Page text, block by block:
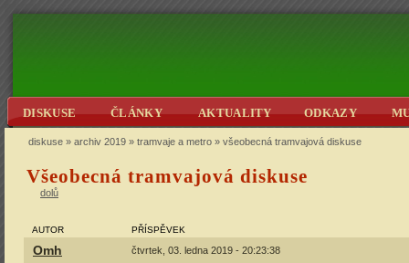
DISKUSE ČLÁNKY AKTUALITY ODKAZY
diskuse » archiv 2019 » tramvaje a metro » všeobecná tramvajová diskuse
Všeobecná tramvajová diskuse
dolů
AUTOR PŘÍSPĚVEK
Omh čtvrtek, 03. ledna 2019 - 20:23:38